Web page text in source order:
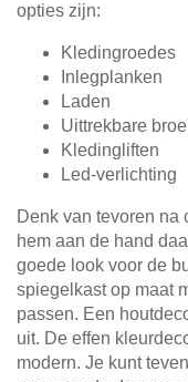
opties zijn:
Kledingroedes
Inlegplanken
Laden
Uittrekbare
Kledingliften
Led-verlichting
Denk van tevoren na
hem aan de hand
goede look voor de
spiegelkast op maat
passen. Een
uit. De effen
modern. Je kunt